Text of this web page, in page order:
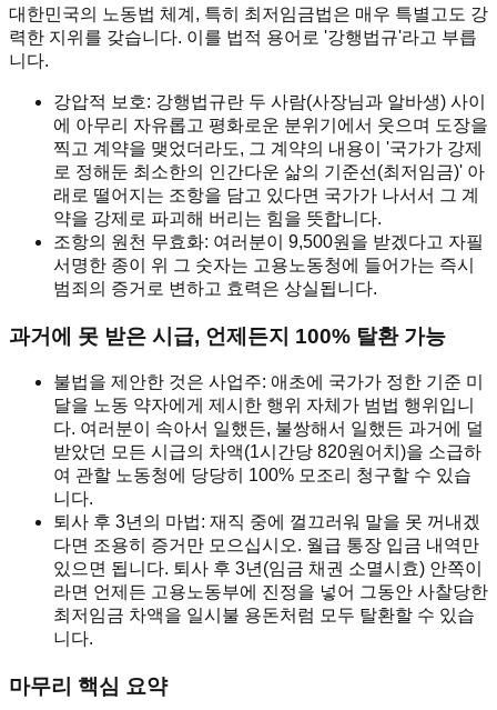
대한민국의 노동법 체계, 특히 최저임금법은 매우 특별고도 강
력한 지위를 갖습니다. 이를 법적 용어로 '강행법규'라고 부릅
니다.
강압적 보호: 강행법규란 두 사람(사장님과 알바생) 사이
에 아무리 자유롭고 평화로운 분위기에서 웃으며 도장을
찍고 계약을 맺었더라도, 그 계약의 내용이 '국가가 강제
로 정해둔 최소한의 인간다운 삶의 기준선(최저임금)' 아
래로 떨어지는 조항을 담고 있다면 국가가 나서서 그 계
약을 강제로 파괴해 버리는 힘을 뜻합니다.
조항의 원천 무효화: 여러분이 9,500원을 받겠다고 자필
서명한 종이 위 그 숫자는 고용노동청에 들어가는 즉시
범죄의 증거로 변하고 효력은 상실됩니다.
과거에 못 받은 시급, 언제든지 100% 탈환 가능
불법을 제안한 것은 사업주: 애초에 국가가 정한 기준 미
달을 노동 약자에게 제시한 행위 자체가 범법 행위입니
다. 여러분이 속아서 일했든, 불쌍해서 일했든 과거에 덜
받았던 모든 시급의 차액(1시간당 820원어치)을 소급하
여 관할 노동청에 당당히 100% 모조리 청구할 수 있습
니다.
퇴사 후 3년의 마법: 재직 중에 껄끄러워 말을 못 꺼내겠
다면 조용히 증거만 모으십시오. 월급 통장 입금 내역만
있으면 됩니다. 퇴사 후 3년(임금 채권 소멸시효) 안쪽이
라면 언제든 고용노동부에 진정을 넣어 그동안 사찰당한
최저임금 차액을 일시불 용돈처럼 모두 탈환할 수 있습
니다.
마무리 핵심 요약